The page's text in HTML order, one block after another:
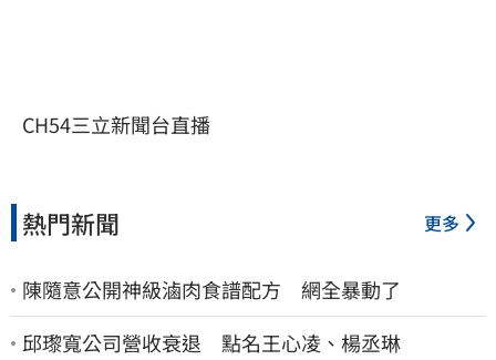
CH54三立新聞台直播
熱門新聞 更多
陳隨意公開神級滷肉食譜配方 網全暴動了
邱瓈寬公司營收衰退 點名王心凌、楊丞琳